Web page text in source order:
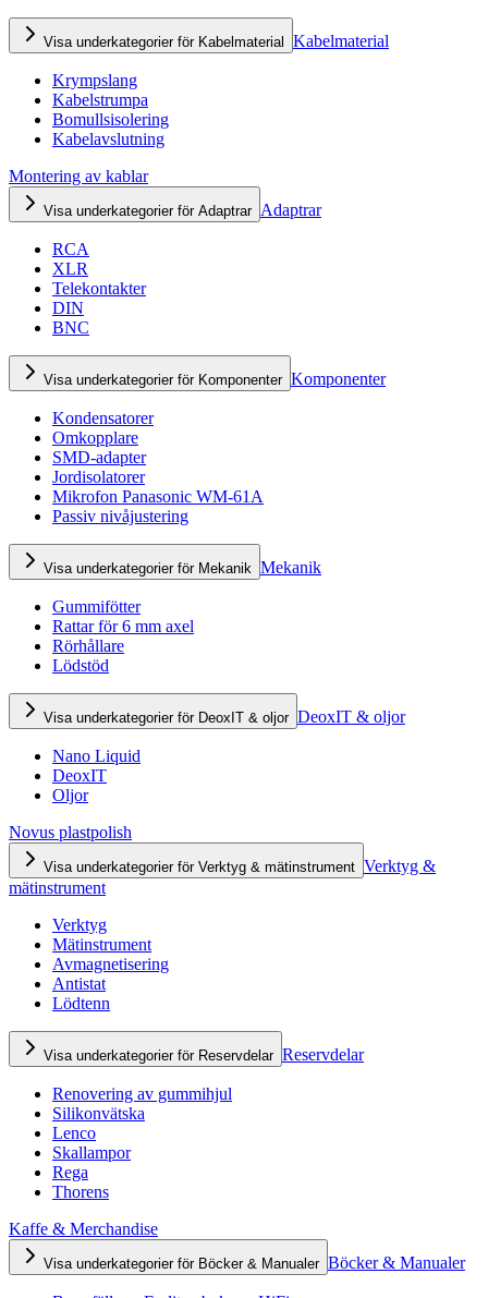
Visa underkategorier för Kabelmaterial Kabelmaterial
Krympslang
Kabelstrumpa
Bomullsisolering
Kabelavslutning
Montering av kablar
Visa underkategorier för Adaptrar Adaptrar
RCA
XLR
Telekontakter
DIN
BNC
Visa underkategorier för Komponenter Komponenter
Kondensatorer
Omkopplare
SMD-adapter
Jordisolatorer
Mikrofon Panasonic WM-61A
Passiv nivåjustering
Visa underkategorier för Mekanik Mekanik
Gummifötter
Rattar för 6 mm axel
Rörhållare
Lödstöd
Visa underkategorier för DeoxIT & oljor DeoxIT & oljor
Nano Liquid
DeoxIT
Oljor
Novus plastpolish
Visa underkategorier för Verktyg & mätinstrument Verktyg &
mätinstrument
Verktyg
Mätinstrument
Avmagnetisering
Antistat
Lödtenn
Visa underkategorier för Reservdelar Reservdelar
Renovering av gummihjul
Silikonvätska
Lenco
Skallampor
Rega
Thorens
Kaffe & Merchandise
Visa underkategorier för Böcker & Manualer Böcker & Manualer